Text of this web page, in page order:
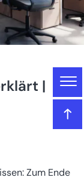
|
Zum Ende